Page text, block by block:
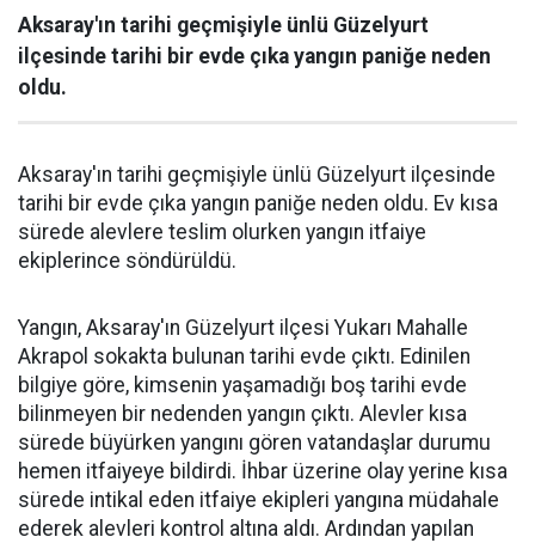
Aksaray'ın tarihi geçmişiyle ünlü Güzelyurt
ilçesinde tarihi bir evde çıka yangın paniğe neden
oldu.
Aksaray'ın tarihi geçmişiyle ünlü Güzelyurt ilçesinde
tarihi bir evde çıka yangın paniğe neden oldu. Ev kısa
sürede alevlere teslim olurken yangın itfaiye
ekiplerince söndürüldü.
Yangın, Aksaray'ın Güzelyurt ilçesi Yukarı Mahalle
Akrapol sokakta bulunan tarihi evde çıktı. Edinilen
bilgiye göre, kimsenin yaşamadığı boş tarihi evde
bilinmeyen bir nedenden yangın çıktı. Alevler kısa
sürede büyürken yangını gören vatandaşlar durumu
hemen itfaiyeye bildirdi. İhbar üzerine olay yerine kısa
sürede intikal eden itfaiye ekipleri yangına müdahale
ederek alevleri kontrol altına aldı. Ardından yapılan